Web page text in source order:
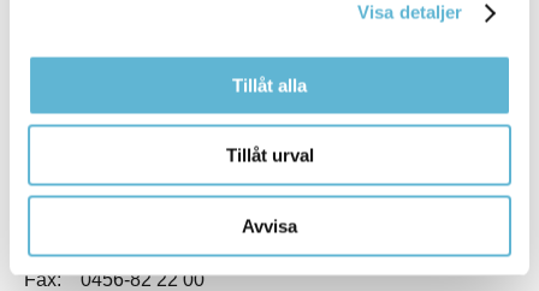
Visa detaljer
Tillåt alla
Tillåt urval
Avvisa
Box 18, 295 21 Bromölla
kommunstyrelsen@bromolla.se
www.bromolla.se
Växel: 0456-82 20 00
Fax: 0456-82 22 00